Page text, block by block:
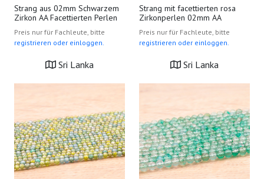
Strang aus 02mm Schwarzem
Zirkon AA Facettierten Perlen
Preis nur für Fachleute, bitte
registrieren oder einloggen.
Sri Lanka
Strang mit facettierten rosa
Zirkonperlen 02mm AA
Preis nur für Fachleute, bitte
registrieren oder einloggen.
Sri Lanka